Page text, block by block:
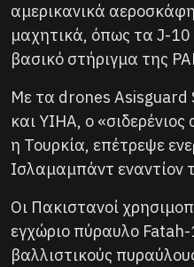
αμερικανικά
μαχητικά, όπως τα J-10
βασικό στήριγμα της
Με τα drones Asisguard
και YIHA, ο
η Τουρκία, επέτρεψε
Ισλαμαμπάντ εναντίον
Οι Πακιστανοί
εγχώριο πύραυλο Fatah-
βαλλιστικούς